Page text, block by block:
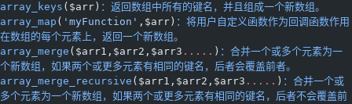
array_keys ($arr) ：返回数组中所有的键名，并且组成一个新数组。
array_map ( 'myFunction' ,$arr) ：将用户自定义函数作为回调函数作用
在数组的每个元素上，返回一个新数组。
array_merge ($arr1,$arr2,$arr3 ... .. ) ：合并一个或多个元素为一
个新数组，如果两个或更多元素有相同的键名，后者会覆盖前者。
array_merge_recursive ($arr1,$arr2,$arr3 ... .. ) ：合并一个或
多个元素为一个新数组，如果两个或更多元素有相同的键名，后者不会覆盖前